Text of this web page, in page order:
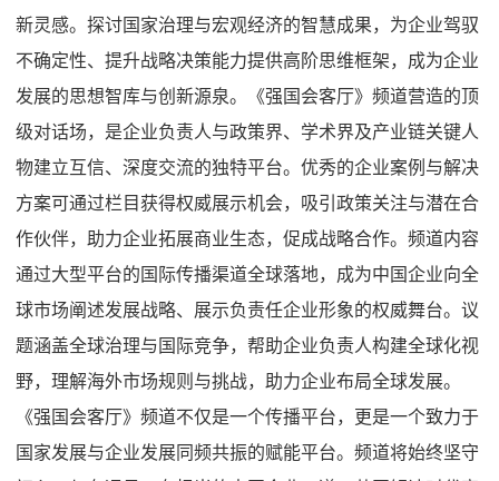
新灵感。探讨国家治理与宏观经济的智慧成果，为企业驾驭
不确定性、提升战略决策能力提供高阶思维框架，成为企业
发展的思想智库与创新源泉。
《强国会客厅》 频道营造的顶
级对话场，是企业负责人与政策界、学术界及产业链关键人
物建立互信、深度交流的独特平台。优秀的企业案例与解决
方案可通过栏目获得权威展示机会，吸引政策关注与潜在合
作伙伴，助力企业拓展商业生态，促成战略合作。 频道内容
通过大型平台的国际传播渠道全球落地，成为中国企业向全
球市场阐述发展战略、展示负责任企业形象的权威舞台。议
题涵盖全球治理与国际竞争，帮助企业负责人构建全球化视
野，理解海外市场规则与挑战，助力企业布局全球发展。
《强国会客厅》 频道不仅是一个传播平台，更是一个致力于
国家发展与企业发展同频共振的赋能平台。 频道将始终坚守